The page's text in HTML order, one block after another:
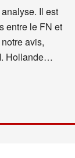
Il est
entre le FN et
avis,
Hollande…